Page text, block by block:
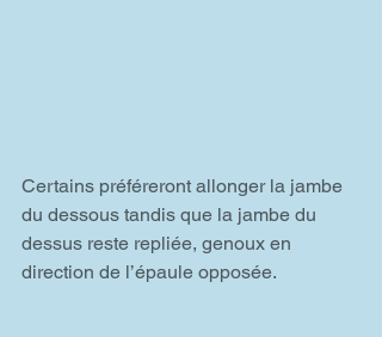
Certains préféreront allonger la jambe
du dessous tandis que la jambe du
dessus reste repliée, genoux en
direction de l’épaule opposée.